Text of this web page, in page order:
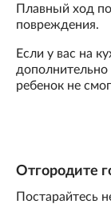
Плавный ход
повреждения.
Если у вас на
дополнительно
ребенок не
Отгородите
Постарайтесь